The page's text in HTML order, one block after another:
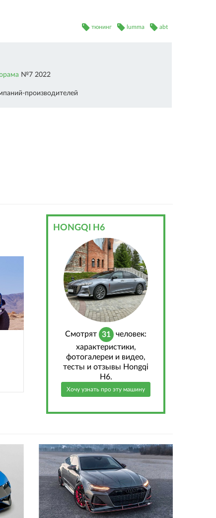
abt
lumma
тюнинг
№7 2022
производителей
HONGQI H6
Cмотрят 31
человек:
характеристики,
фотогалереи и видео,
тесты и отзывы Hongqi
H6.
Хочу узнать про эту машину